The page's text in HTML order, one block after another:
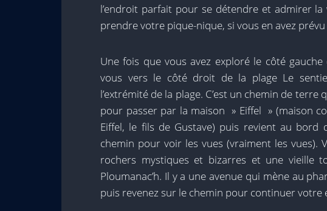
l’endroit parfait pour se détendre et admirer
prendre votre pique-nique, si vous en avez
Une fois que vous avez exploré le côté gauche
vous vers le côté droit de la plage Le
l’extrémité de la plage. C’est un chemin de terre
pour passer par la maison » Eiffel » (maison
Eiffel, le fils de Gustave) puis revient au bord
chemin pour voir les vues (vraiment les vues).
rochers mystiques et bizarres et une vieille
Ploumanac’h. Il y a une avenue qui mène au
puis revenez sur le chemin pour continuer votre